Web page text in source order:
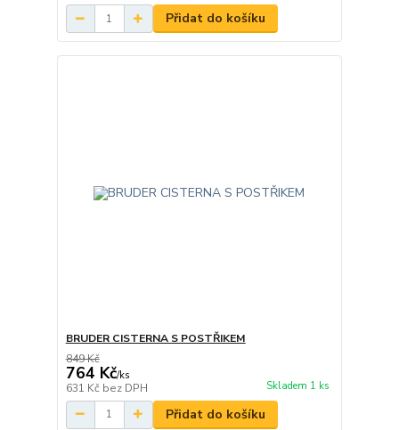
Přidat do košíku
BRUDER CISTERNA S POSTŘIKEM
849 Kč
764 Kč/ks
631 Kč bez DPH Skladem 1 ks
Přidat do košíku